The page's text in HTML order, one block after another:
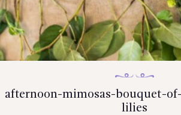
afternoon-mimosas-bouquet-
lilies